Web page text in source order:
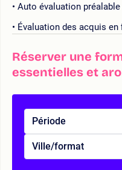
Auto évaluation
Évaluation des acquis
Réserver une
essentielles et
Période
Ville/format